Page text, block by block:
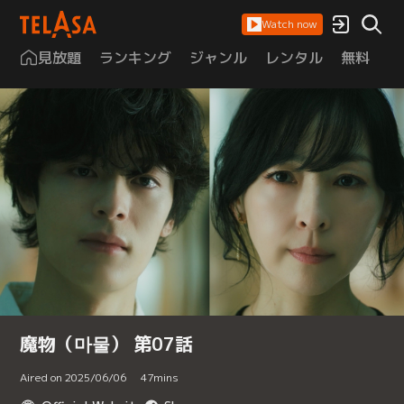
Watch now
見放題 ランキング ジャンル レンタル 無料
魔物（마물） 第07話
Aired on 2025/06/06 47mins